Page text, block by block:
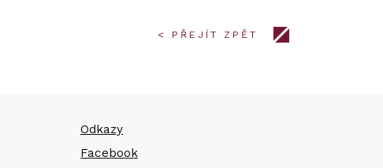
< PŘEJÍT ZPĚT
Odkazy
Facebook